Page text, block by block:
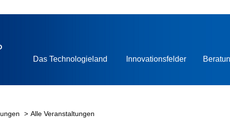
Das Technologieland Innovationsfelder
Alle Veranstaltungen